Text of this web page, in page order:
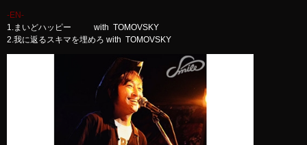
-EN-
1.まいどハッピー with TOMOVSKY
2.我に返るスキマを埋めろ with TOMOVSKY